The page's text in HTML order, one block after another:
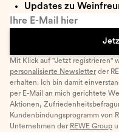
Updates zu
Ihre E-Mail hier
Mit Klick auf "Jetzt registrieren"
personalisierte Newsletter der
erhalten. Ich bin damit
per E-Mail an mich gerichtete
Aktionen,
Kundenbindungsprogramm von
Unternehmen der REWE Group